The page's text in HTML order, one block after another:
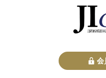
会